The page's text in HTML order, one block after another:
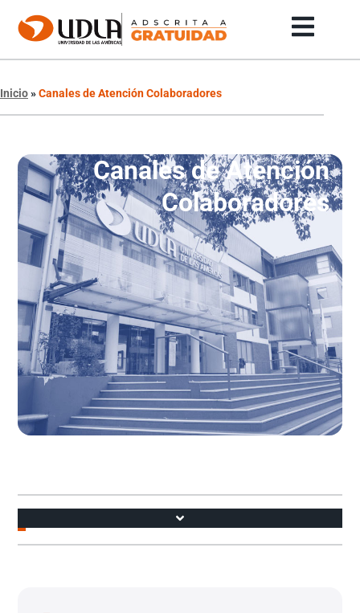
Inicio»Canales de Atención Colaboradores
Canales de Atención
Colaboradores